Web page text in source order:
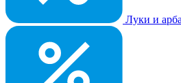
Луки и